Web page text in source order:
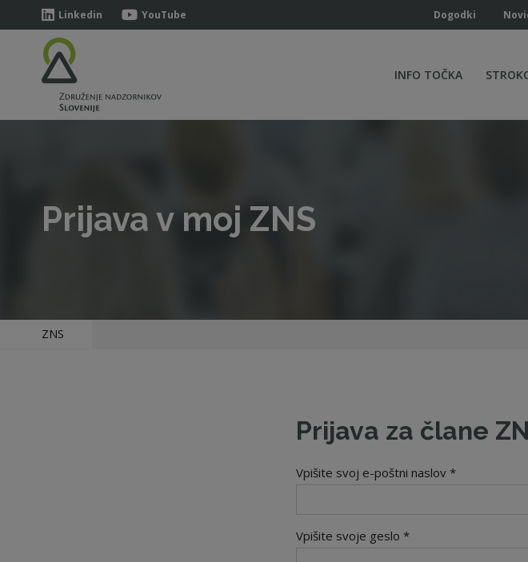
Linkedin YouTube Dogodki
INFO TOČKA
Prijava v moj ZNS
ZNS
Prijava za člane
Vpišite svoj e-poštni naslov *
Vpišite svoje geslo *